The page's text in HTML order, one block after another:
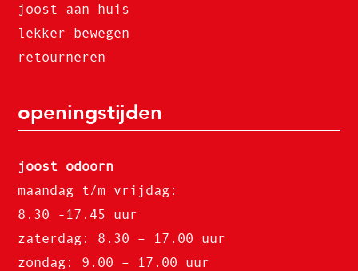
joost aan huis
lekker bewegen
retourneren
openingstijden
joost odoorn
maandag t/m vrijdag:
8.30 -17.45 uur
zaterdag: 8.30 – 17.00 uur
zondag: 9.00 – 17.00 uur